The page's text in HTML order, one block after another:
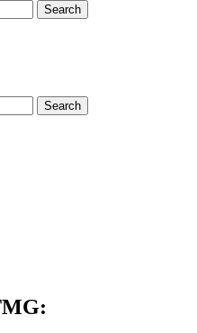
Search
Search